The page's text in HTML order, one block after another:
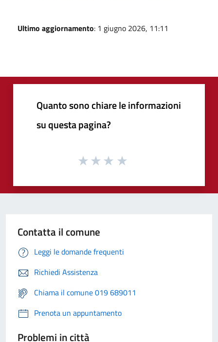
Ultimo aggiornamento: 1 giugno 2026, 11:11
Quanto sono chiare le informazioni
su questa pagina?
Contatta il comune
Leggi le domande frequenti
Richiedi Assistenza
Chiama il comune 019 689011
Prenota un appuntamento
Problemi in città